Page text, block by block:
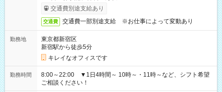
交通費別途支給あり
交通費 交通費一部別途支給 ※お仕事によって変動あり
勤務地
東京都新宿区
新宿駅から徒歩5分
キレイなオフィスです
勤務時間
8:00～22:00 ▼1日4時間～ 10時～・11時～など、シフト希望
ご相談ください！